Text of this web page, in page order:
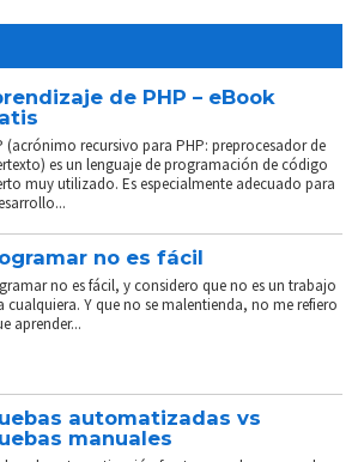
de PHP – eBook
(acrónimo recursivo para PHP: preprocesador de
es un lenguaje de programación de código
muy utilizado. Es especialmente adecuado para
no es fácil
no es fácil, y considero que no es un trabajo
cualquiera. Y que no se malentienda, no me refiero
aprender...
automatizadas vs
manuales